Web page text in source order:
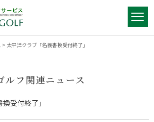
> 太平洋クラブ「名義書換受付終了」
ルフ関連ニュース
受付終了」